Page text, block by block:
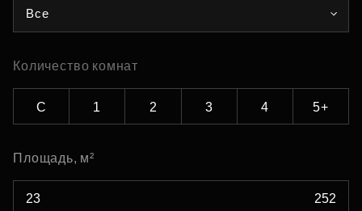
Все
Количество комнат
С 1 2 3 4 5+
Площадь, м²